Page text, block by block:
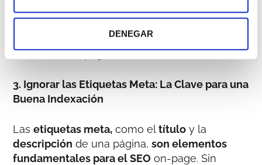
DENEGAR
de convertir a tus visitantes en clientes
claros, concisos y estén alineados con el
objetivo de tu página.
3. Ignorar las Etiquetas Meta: La Clave para una
Buena Indexación
Lasetiquetas meta, como eltítulo y la
descripción de una página,son elementos
fundamentales para el SEO on-page. Sin